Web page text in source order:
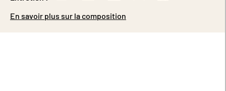
En savoir plus sur la composition